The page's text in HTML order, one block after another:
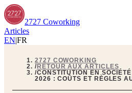
2727 Coworking
Articles
EN|FR
2727 COWORKING
/RETOUR AUX ARTICLES
/CONSTITUTION EN
2026 : COÛTS ET RÈGLES